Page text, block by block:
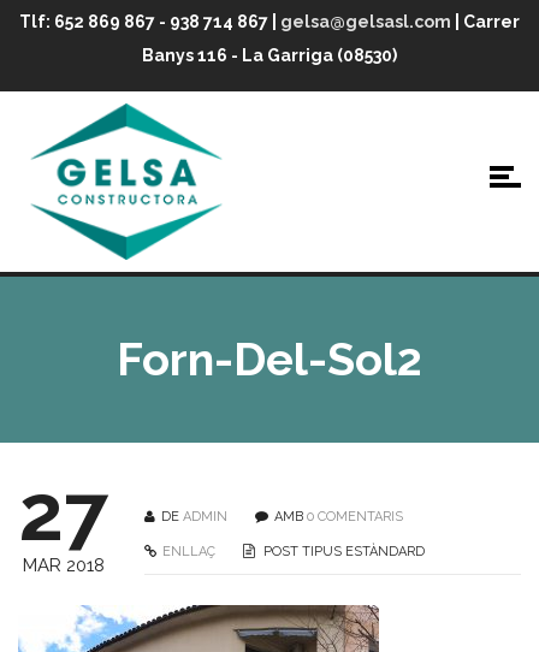
Tlf: 652 869 867 - 938 714 867 | gelsa@gelsasl.com | Carrer
Banys 116 - La Garriga (08530)
Forn-Del-Sol2
27
MAR 2018
DE ADMIN AMB 0 COMENTARIS
ENLLAÇ POST TIPUS ESTÀNDARD